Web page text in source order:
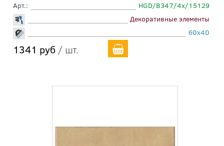
Арт.:
HGD/B347/4x/15129
Декоративные элементы
60x40
1341 руб / шт.